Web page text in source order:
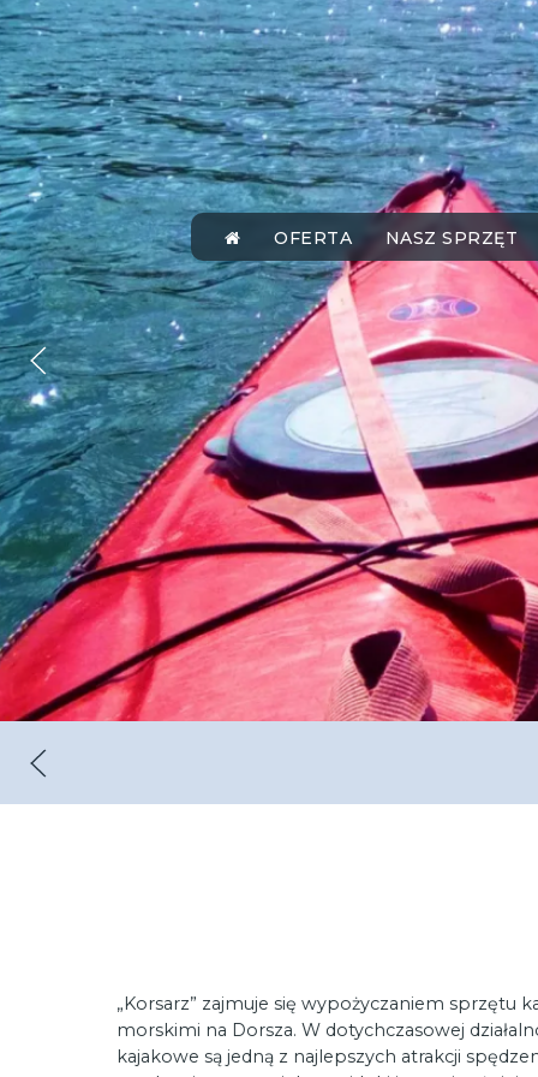
OFERTA NASZ SPRZĘT
„Korsarz” zajmuje się wypożyczaniem sprzętu
morskimi na Dorsza. W dotychczasowej
kajakowe są jedną z najlepszych atrakcji